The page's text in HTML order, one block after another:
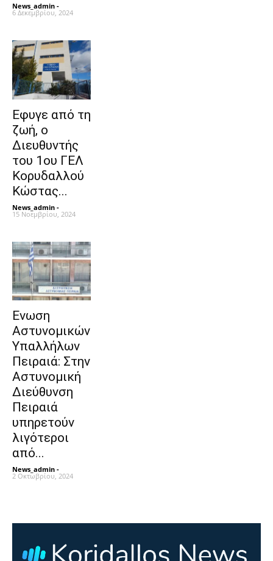
News_admin -
6 Δεκεμβρίου, 2024
Εφυγε από τη
ζωή, ο
Διευθυντής
του 1ου ΓΕΛ
Κορυδαλλού
Κώστας...
News_admin -
15 Νοεμβρίου, 2024
Ενωση
Αστυνομικών
Υπαλλήλων
Πειραιά: Στην
Αστυνομική
Διεύθυνση
Πειραιά
υπηρετούν
λιγότεροι
από...
News_admin -
2 Οκτωβρίου, 2024